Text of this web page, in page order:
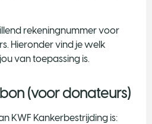
rekeningnummer voor
Hieronder vind je welk
van toepassing is.
(voor donateurs)
KWF Kankerbestrijding is: